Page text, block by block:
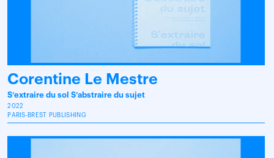
Corentine Le Mestre
S’extraire du sol S’abstraire du sujet
2022
PARIS-BREST PUBLISHING